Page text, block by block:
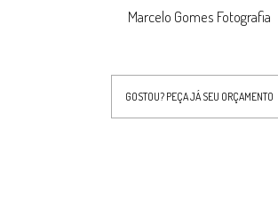
Marcelo Gomes Fotografia
GOSTOU? PEÇA JÁ SEU ORÇAMENTO